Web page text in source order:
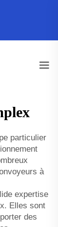
particulier
à
expertise
Elles sont
des